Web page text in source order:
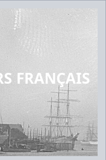
FRANÇAIS